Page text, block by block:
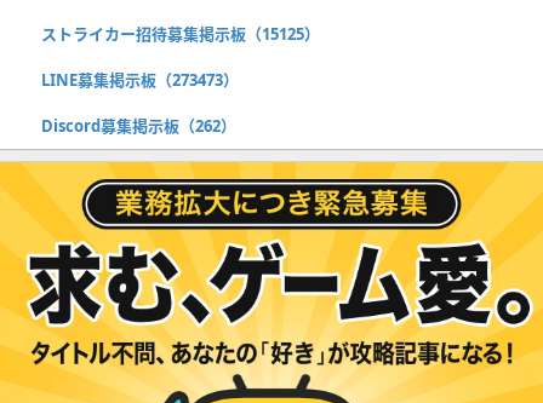
ストライカー招待募集掲示板（15125）
LINE募集掲示板（273473）
Discord募集掲示板（262）